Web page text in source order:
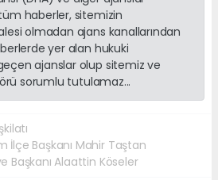
haberler, sitemizin
olmadan ajans kanallarından
yer alan hukuki
ajanslar olup sitemiz ve
sorumlu tutulamaz...
İlçe Başkanı Mahir Taştan
Başkanı Alaattin Köseler